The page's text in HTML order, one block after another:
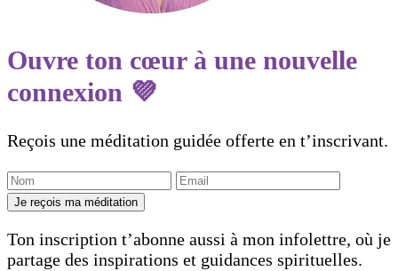
Ouvre ton cœur à une nouvelle
connexion 💜
Reçois une méditation guidée offerte en t’inscrivant.
Je reçois ma méditation
Ton inscription t’abonne aussi à mon infolettre, où je
partage des inspirations et guidances spirituelles.